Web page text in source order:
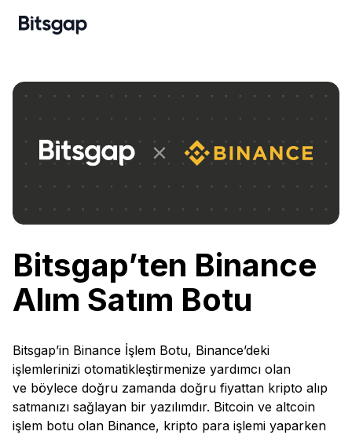
Bitsgap’ten Binance
Alım Satım Botu
Bitsgap’in Binance İşlem Botu, Binance’deki
işlemlerinizi otomatikleştirmenize yardımcı olan
ve böylece doğru zamanda doğru fiyattan kripto alıp
satmanızı sağlayan bir yazılımdır. Bitcoin ve altcoin
işlem botu olan Binance, kripto para işlemi yaparken